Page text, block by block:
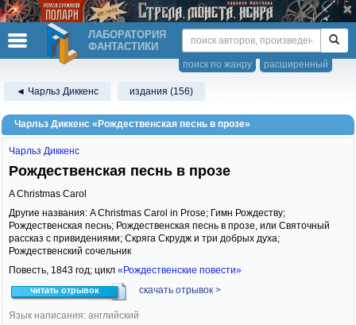
ЛАБОРАТОРИЯ
ФАНТАСТИКИ
расширенный
поиск по жанру
◄ Чарльз Диккенс издания (156)
Чарльз Диккенс «Рождественская песнь в прозе»
Чарльз Диккенс
Рождественская песнь в прозе
A Christmas Carol
Другие названия: A Christmas Carol in Prose; Гимн Рождеству;
Рождественская песнь; Рождественская песнь в прозе, или Святочный
рассказ с привидениями; Скряга Скрудж и три добрых духа;
Рождественский сочельник
Повесть, 1843 год; цикл «Рождественские повести»
читать отрывок скачать отрывок >
Язык написания: английский